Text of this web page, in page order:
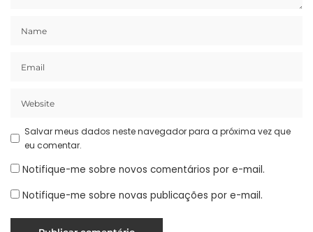
Salvar meus dados neste navegador para a próxima vez que
eu comentar.
Notifique-me sobre novos comentários por e-mail.
Notifique-me sobre novas publicações por e-mail.